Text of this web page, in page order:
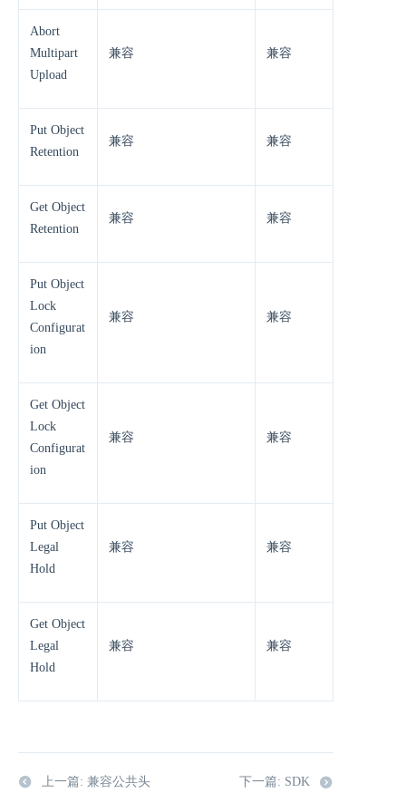
Abort
Multipart
Upload
兼容 兼容
Put Object
Retention
兼容 兼容
Get Object
Retention
兼容 兼容
Put Object
Lock
Configurat
ion
兼容 兼容
Get Object
Lock
Configurat
ion
兼容 兼容
Put Object
Legal
Hold
兼容 兼容
Get Object
Legal
Hold
兼容 兼容
上一篇: 兼容公共头 下一篇: SDK